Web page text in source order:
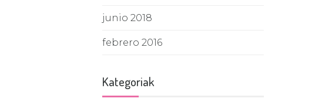
junio 2018
febrero 2016
Kategoriak